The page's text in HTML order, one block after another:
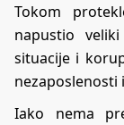
Tokom
napustio
situacije i
nezaposlenosti
Iako nema